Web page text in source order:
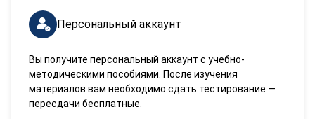
Персональный аккаунт
Вы получите персональный аккаунт с учебно-
методическими пособиями. После изучения
материалов вам необходимо сдать тестирование —
пересдачи бесплатные.